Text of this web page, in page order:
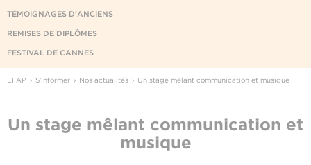
TÉMOIGNAGES D'ANCIENS
REMISES DE DIPLÔMES
FESTIVAL DE CANNES
EFAP S'informer Nos actualités Un stage mêlant communication et musique
Un stage mêlant communication et
musique